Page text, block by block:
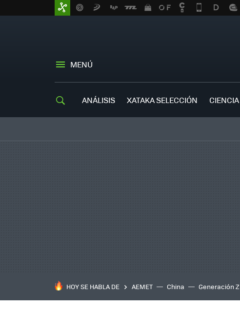
MENÚ
ANÁLISIS XATAKA SELECCIÓN CIENCIA
HOY SE HABLA DE AEMET China Generación Z